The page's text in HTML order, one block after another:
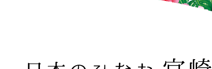
日本のひなた 宮崎県 MIYAZAKI PREFECTURE